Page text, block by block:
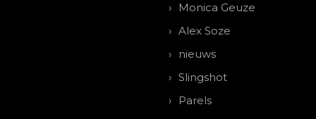
Monica Geuze
Alex Soze
nieuws
Slingshot
Parels